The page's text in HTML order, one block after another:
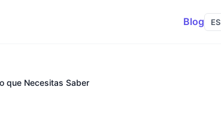
Blog ES
que Necesitas Saber